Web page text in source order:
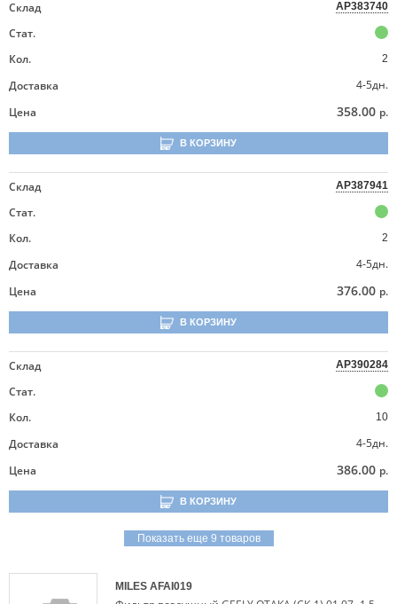
Склад AP383740
Стат.
Кол.
2
Доставка
4-5дн.
Цена
358.00 р.
В КОРЗИНУ
Склад AP387941
Стат.
Кол.
2
Доставка
4-5дн.
Цена
376.00 р.
В КОРЗИНУ
Склад AP390284
Стат.
Кол.
10
Доставка
4-5дн.
Цена
386.00 р.
В КОРЗИНУ
Показать еще 9 товаров
MILES AFAI019